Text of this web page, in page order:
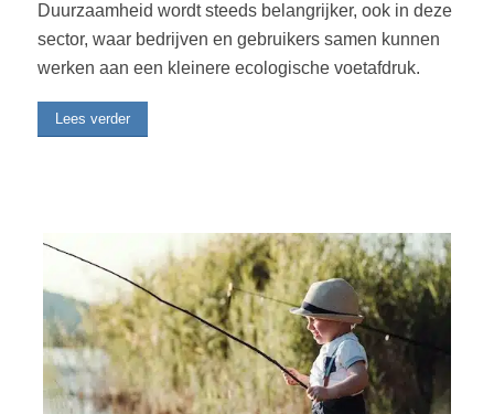
Duurzaamheid wordt steeds belangrijker, ook in deze
sector, waar bedrijven en gebruikers samen kunnen
werken aan een kleinere ecologische voetafdruk.
Lees verder